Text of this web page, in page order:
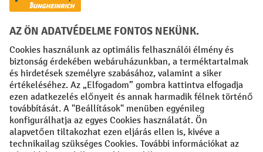
Creditcard (Master)Creditcard (Visa)
Közösségi Média
Facebook
YouTube
LinkedIn
Instagram